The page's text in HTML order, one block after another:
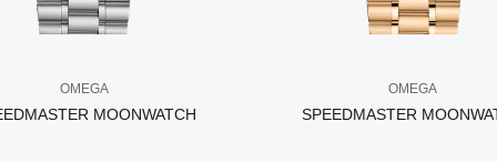
OMEGA
MOONWATCH
OMEGA
SPEEDMASTER